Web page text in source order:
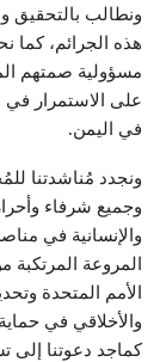
ونطالب بالتحقيق
هذه الجرائم، كما
مسؤولية صمتهم
على الاستمرار في
في اليمن.
ونجدد مُناشدتنا
وجميع شرفاء
والإنسانية في
المروعة
الأمم المتحدة
والأخلاقي في
كماجد دعوتنا إلى